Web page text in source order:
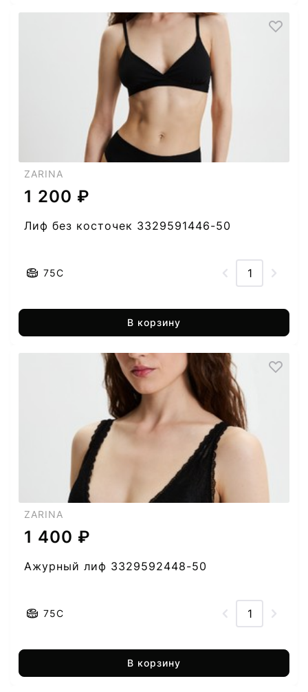
ZARINA
1 200 ₽
Лиф без косточек 3329591446-50
75C
В корзину
ZARINA
1 400 ₽
Ажурный лиф 3329592448-50
75C
В корзину